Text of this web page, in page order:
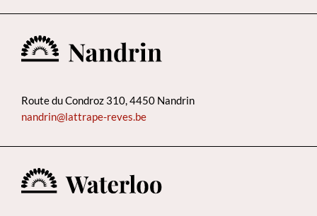
Route du Condroz 310, 4450 Nandrin
nandrin@lattrape-reves.be